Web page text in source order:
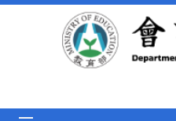
跳到主要內容區塊